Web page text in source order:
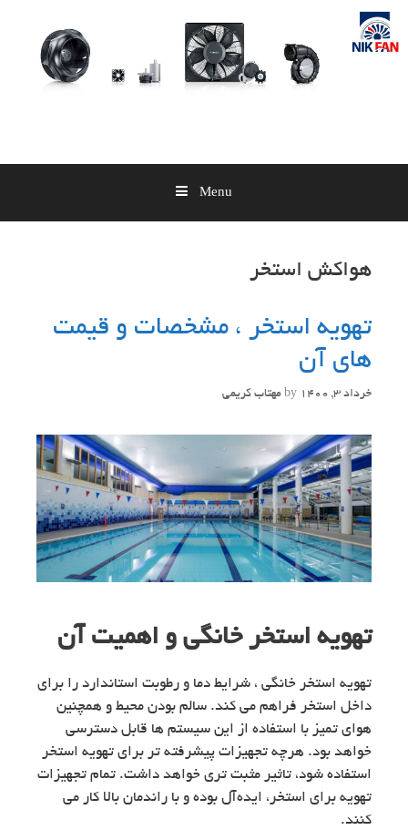
Skip
content
Menu
هواکش استخر
تهویه استخر ، مشخصات و قیمت
های آن
خرداد 3, 1400 by مهتاب کریمی
تهویه استخر خانگی و اهمیت آن
تهویه استخر خانگی ، شرایط دما و رطوبت استاندارد را برای
داخل استخر فراهم می کند. سالم بودن محیط و همچنین
هوای تمیز با استفاده از این سیستم ها قابل دسترسی
خواهد بود. هرچه تجهیزات پیشرفته تر برای تهویه استخر
استفاده شود، تاثیر مثبت تری خواهد داشت. تمام تجهیزات
تهویه برای استخر، ایده‌آل بوده و با راندمان بالا کار می
کنند.